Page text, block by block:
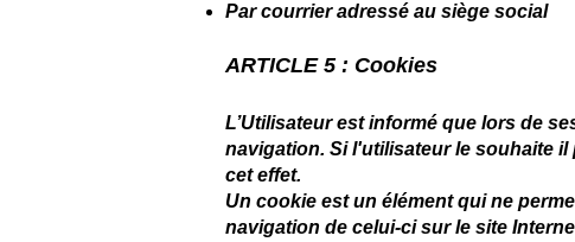
Par courrier adressé au siège social
ARTICLE 5 : Cookies
L’Utilisateur est informé que lors de
navigation. Si l'utilisateur le souhaite
cet effet.
Un cookie est un élément qui ne
navigation de celui-ci sur le site